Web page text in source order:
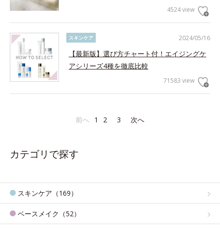
4524 view
2024/05/16
スキンケア
【最新版】選び方チャート付！エイジングケ
アシリーズ4種を徹底比較
71583 view
前へ 1 2 3 次へ
カテゴリで探す
スキンケア（169）
ベースメイク（52）